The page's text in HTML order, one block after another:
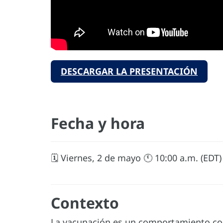
DESCARGAR LA PRESENTACIÓN
Fecha y hora
🗓️ Viernes, 2 de mayo 🕚 10:00 a.m. (EDT)
Contexto